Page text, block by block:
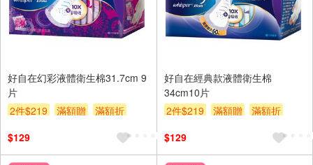
好自在幻彩液體衛生棉31.7cm 9
片
2件$219
滿額贈
滿額折
$129
好自在經典款液體衛生棉
34cm10片
2件$219
滿額贈
滿額折
$129